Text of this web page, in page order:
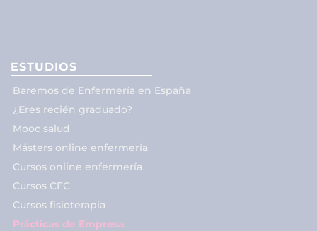
ESTUDIOS
Baremos de Enfermería en España
¿Eres recién graduado?
Mooc salud
Másters online enfermería
Cursos online enfermería
Cursos CFC
Cursos fisioterapia
Prácticas de Empresa